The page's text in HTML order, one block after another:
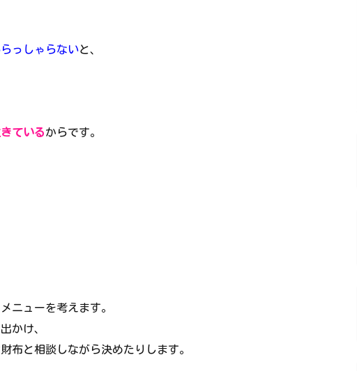
っしゃらないと、
ているからです。
ニューを考えます。
かけ、
布と相談しながら決めたりします。